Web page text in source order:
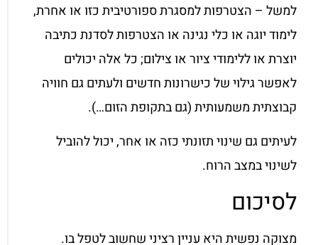
למשל – הצטרפות למסגרת ספורטיבית כזו או אחרת,
לימוד יוגה או כלי נגינה או הצטרפות לסדנת כתיבה
יוצרת או ללימודי ציור או צילום; כל אלה יכולים
לאפשר גילוי של כישרונות חדשים ולעתים גם חוויה
קבוצתית משמעותית (גם בתקופת הזום…).
לעיתים גם שינוי תזונתי כזה או אחר, יכול להוביל
לשינוי במצב הרוח.
לסיכום
מצוקה נפשית היא עניין רציני שחשוב לטפל בו.